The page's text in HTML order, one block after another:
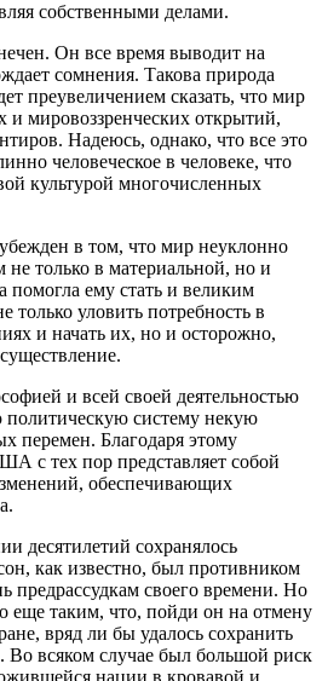
собственными делами.
Он все время выводит на
сомнения. Такова природа
преувеличением сказать, что мир
мировоззренческих открытий,
Надеюсь, однако, что все это
человеческое в человеке, что
культурой многочисленных
в том, что мир неуклонно
не только в материальной, но и
помогла ему стать и великим
уловить потребность в
и начать их, но и осторожно,
и всей своей деятельностью
политическую систему некую
перемен. Благодаря этому
с тех пор представляет собой
обеспечивающих
десятилетий сохранялось
как известно, был противником
предрассудкам своего времени. Но
еще таким, что, пойди он на отмену
вряд ли бы удалось сохранить
Во всяком случае был большой риск
нации в кровавой и